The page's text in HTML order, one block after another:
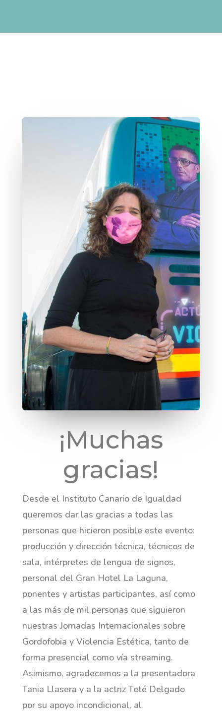
¡Muchas
gracias!
Desde el Instituto Canario de Igualdad
queremos dar las gracias a todas las
personas que hicieron posible este evento:
producción y dirección técnica, técnicos de
sala, intérpretes de lengua de signos,
personal del Gran Hotel La Laguna,
ponentes y artistas participantes, así como
a las más de mil personas que siguieron
nuestras Jornadas Internacionales sobre
Gordofobia y Violencia Estética, tanto de
forma presencial como vía streaming.
Asimismo, agradecemos a la presentadora
Tania Llasera y a la actriz Teté Delgado
por su apoyo incondicional, al